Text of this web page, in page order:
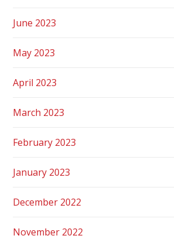
June 2023
May 2023
April 2023
March 2023
February 2023
January 2023
December 2022
November 2022